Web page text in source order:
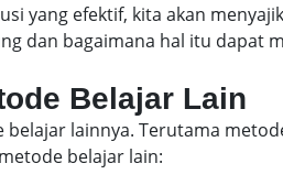
yang efektif, kita akan
dan bagaimana hal itu dapat
Belajar Lain
lainnya. Terutama
belajar lain: